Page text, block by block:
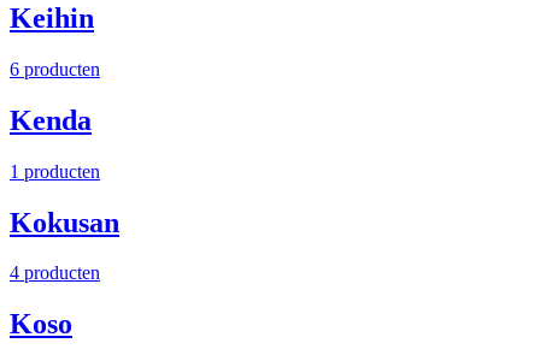
Keihin
6 producten
Kenda
1 producten
Kokusan
4 producten
Koso